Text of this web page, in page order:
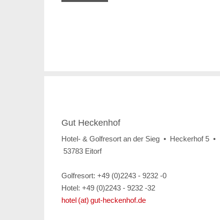
Gut Heckenhof
Hotel- & Golfresort an der Sieg • Heckerhof 5 •
53783 Eitorf
Golfresort: +49 (0)2243 - 9232 -0
Hotel: +49 (0)2243 - 9232 -32
hotel (at) gut-heckenhof.de